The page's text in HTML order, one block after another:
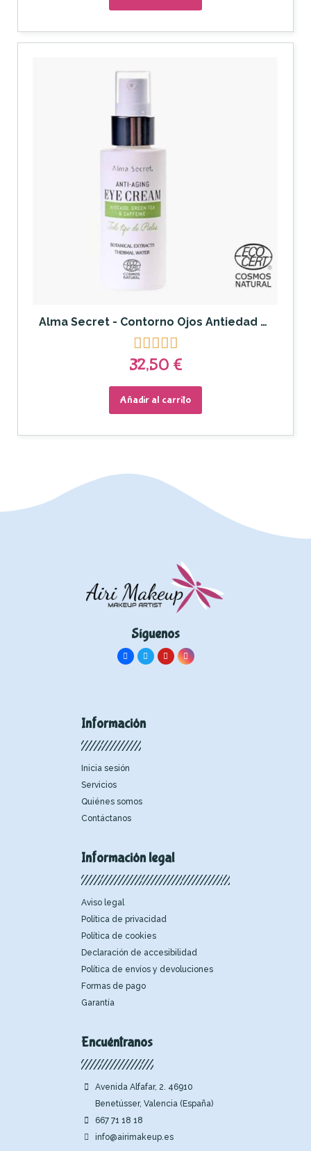
Alma Secret - Contorno Ojos Antiedad con Aguacate

32,50 €
Añadir al carrito
Síguenos
Información
Inicia sesión
Servicios
Quiénes somos
Contáctanos
Información legal
Aviso legal
Política de privacidad
Política de cookies
Declaración de accesibilidad
Política de envíos y devoluciones
Formas de pago
Garantía
Encuéntranos
Avenida Alfafar, 2. 46910
Benetússer, Valencia (España)
667 71 18 18
info@airimakeup.es